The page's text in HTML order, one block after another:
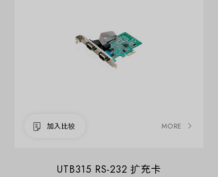
MORE
UTB315 RS-232 扩充卡